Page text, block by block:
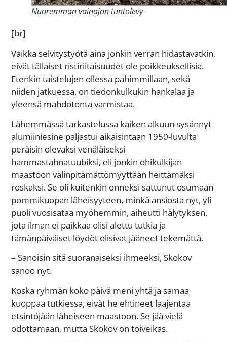
Nuoremman vainajan tuntolevy
[br]
Vaikka selvitystyötä aina jonkin verran hidastavatkin,
eivät tällaiset ristiriitaisuudet ole poikkeuksellisia.
Etenkin taistelujen ollessa pahimmillaan, sekä
niiden jatkuessa, on tiedonkulkukin hankalaa ja
yleensä mahdotonta varmistaa.
Lähemmässä tarkastelussa kaiken alkuun sysännyt
alumiiniesine paljastui aikaisintaan 1950-luvulta
peräisin olevaksi venäläiseksi
hammastahnatuubiksi, eli jonkin ohikulkijan
maastoon välinpitämättömyyttään heittämäksi
roskaksi. Se oli kuitenkin onneksi sattunut osumaan
pommikuopan läheisyyteen, minkä ansiosta nyt, yli
puoli vuosisataa myöhemmin, aiheutti hälytyksen,
jota ilman ei paikkaa olisi alettu tutkia ja
tämänpäiväiset löydöt olisivat jääneet tekemättä.
– Sanoisin sitä suoranaiseksi ihmeeksi, Skokov
sanoo nyt.
Koska ryhmän koko päivä meni yhtä ja samaa
kuoppaa tutkiessa, eivät he ehtineet laajentaa
etsintöjään läheiseen maastoon. Se jää vielä
odottamaan, mutta Skokov on toiveikas.